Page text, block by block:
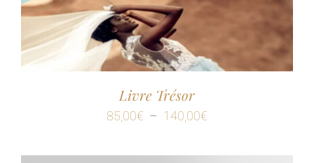
Livre Trésor
85,00€ – 140,00€